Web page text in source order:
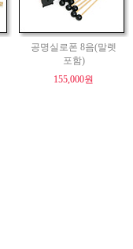
공명실로폰 8음(말렛
포함)
155,000원